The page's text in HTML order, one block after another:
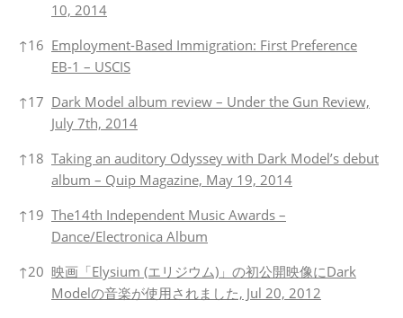
10, 2014
↑16 Employment-Based Immigration: First Preference
EB-1 – USCIS
↑17 Dark Model album review – Under the Gun Review,
July 7th, 2014
↑18 Taking an auditory Odyssey with Dark Model’s debut
album – Quip Magazine, May 19, 2014
↑19 The14th Independent Music Awards –
Dance/Electronica Album
↑20 映画「Elysium (エリジウム)」の初公開映像にDark
Modelの音楽が使用されました, Jul 20, 2012